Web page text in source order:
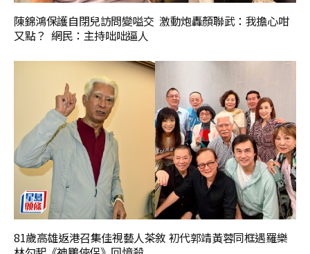
陳錦鴻保護自閉兒訪問變嗌交 激動炮轟顏聯武：我擔心咁
又點？ 網民：主持咄咄逼人
81歲高雄返港召集佳視藝人茶敘 初代郭靖黃蓉同框遇羅樂